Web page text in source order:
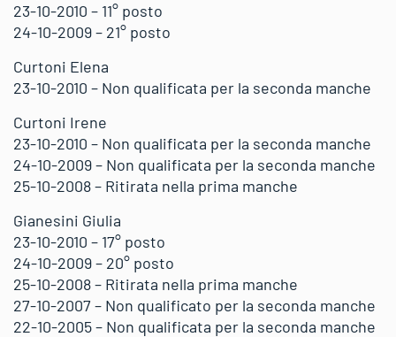
23-10-2010 – 11° posto
24-10-2009 – 21° posto
Curtoni Elena
23-10-2010 – Non qualificata per la seconda manche
Curtoni Irene
23-10-2010 – Non qualificata per la seconda manche
24-10-2009 – Non qualificata per la seconda manche
25-10-2008 – Ritirata nella prima manche
Gianesini Giulia
23-10-2010 – 17° posto
24-10-2009 – 20° posto
25-10-2008 – Ritirata nella prima manche
27-10-2007 – Non qualificato per la seconda manche
22-10-2005 – Non qualificata per la seconda manche